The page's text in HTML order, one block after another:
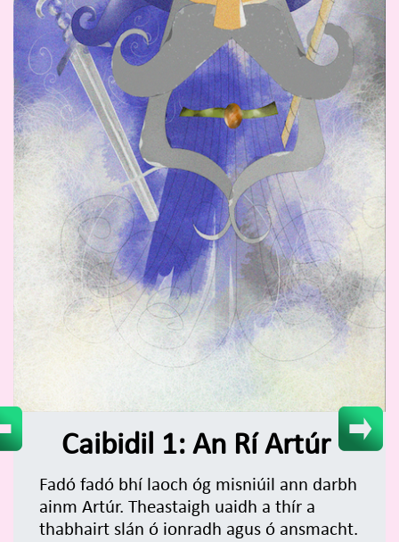
Caibidil 1: An Rí Artúr
Fadó fadó bhí laoch óg misniúil ann darbh
ainm Artúr. Theastaigh uaidh a thír a
thabhairt slán ó ionradh agus ó ansmacht.